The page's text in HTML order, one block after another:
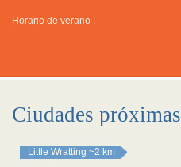
Horario de verano :
Ciudades próximas
Little Wratting ~2 km